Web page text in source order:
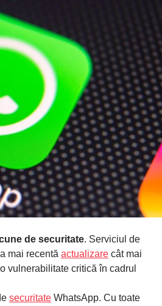
de securitate. Serviciul de
mai recentă actualizare cât mai
vulnerabilitate critică în cadrul
securitate WhatsApp. Cu toate